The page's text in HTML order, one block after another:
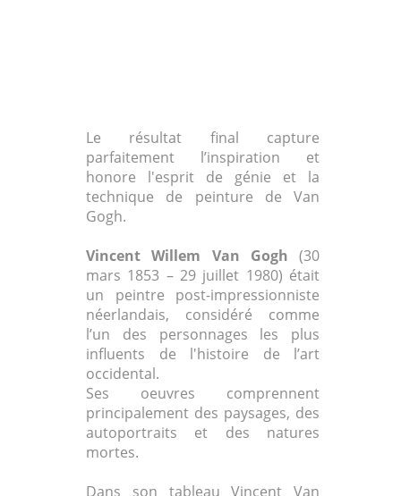
Le résultat final capture
parfaitement l’inspiration et
honore l'esprit de génie et la
technique de peinture de Van
Gogh.
Vincent Willem Van Gogh (30
mars 1853 – 29 juillet 1980) était
un peintre post-impressionniste
néerlandais, considéré comme
l’un des personnages les plus
influents de l'histoire de l’art
occidental.
Ses oeuvres comprennent
principalement des paysages, des
autoportraits et des natures
mortes.
Dans son tableau Vincent Van